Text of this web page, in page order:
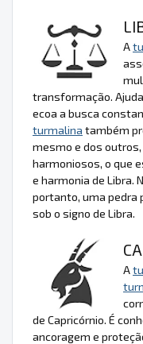
A
transformação.
ecoa a busca
turmalina também
mesmo e dos
harmoniosos, o que
e harmonia de Libra.
portanto, uma pedra
sob o signo de Libra.
A
de Capricórnio. É
ancoragem e